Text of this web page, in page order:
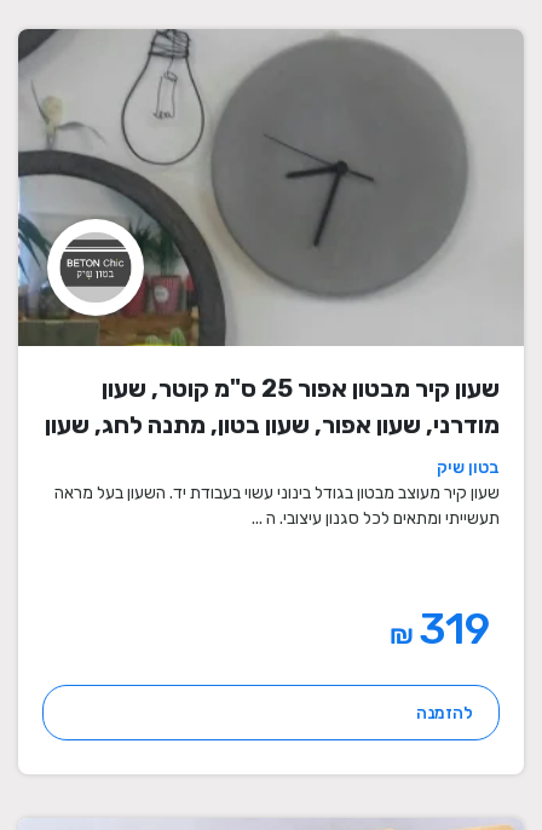
שעון קיר מבטון אפור 25 ס"מ קוטר, שעון
מודרני, שעון אפור, שעון בטון, מתנה לחג, שעון
מעוצב, שעון מיוחד, שעון תעשייתי, שעון לסלון,
שעון קיר
בטון שיק
שעון קיר מעוצב מבטון בגודל בינוני עשוי בעבודת יד. השעון בעל מראה
תעשייתי ומתאים לכל סגנון עיצובי. ה ...
₪
להזמנה